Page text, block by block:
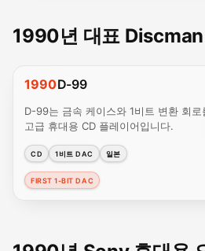
1990년 대표 Discman
1990D-99
D-99는 금속 케이스와 1비트 변환 회로
고급 휴대용 CD 플레이어입니다.
CD 1비트 DAC 일본
FIRST 1-BIT DAC